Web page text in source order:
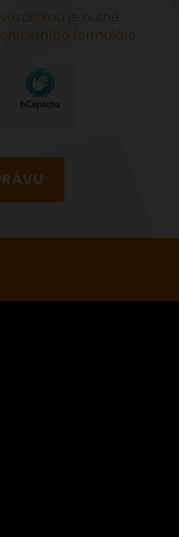
je nutné
formuláře.